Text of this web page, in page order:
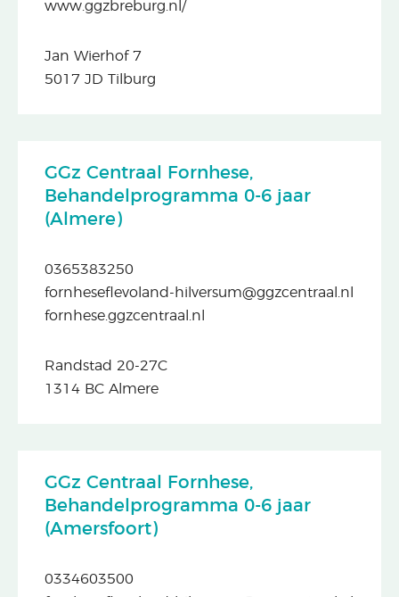
www.ggzbreburg.nl/
Jan Wierhof 7
5017 JD Tilburg
GGz Centraal Fornhese,
Behandelprogramma 0-6 jaar
(Almere)
0365383250
fornheseflevoland-hilversum@ggzcentraal.nl
fornhese.ggzcentraal.nl
Randstad 20-27C
1314 BC Almere
GGz Centraal Fornhese,
Behandelprogramma 0-6 jaar
(Amersfoort)
0334603500